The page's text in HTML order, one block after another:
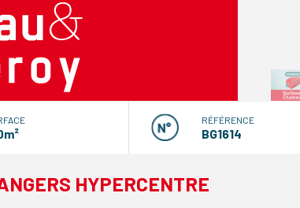
RÉFÉRENCE
BG1614
HYPERCENTRE